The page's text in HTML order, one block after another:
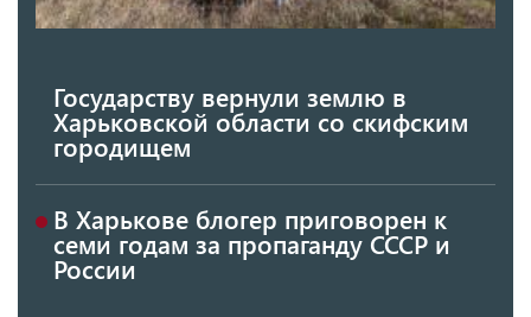
Государству вернули землю в
Харьковской области со скифским
городищем
В Харькове блогер приговорен к
семи годам за пропаганду СССР и
России